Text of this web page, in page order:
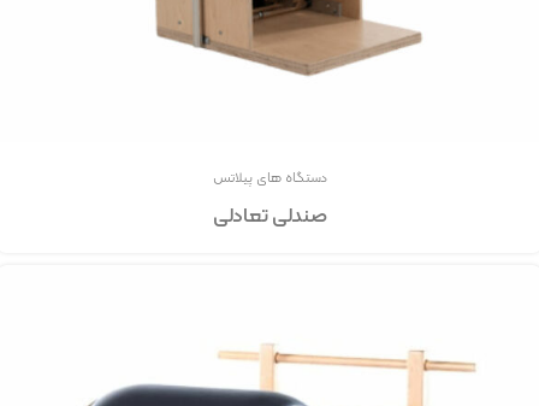
دستگاه های پیلاتس
صندلی تعادلی